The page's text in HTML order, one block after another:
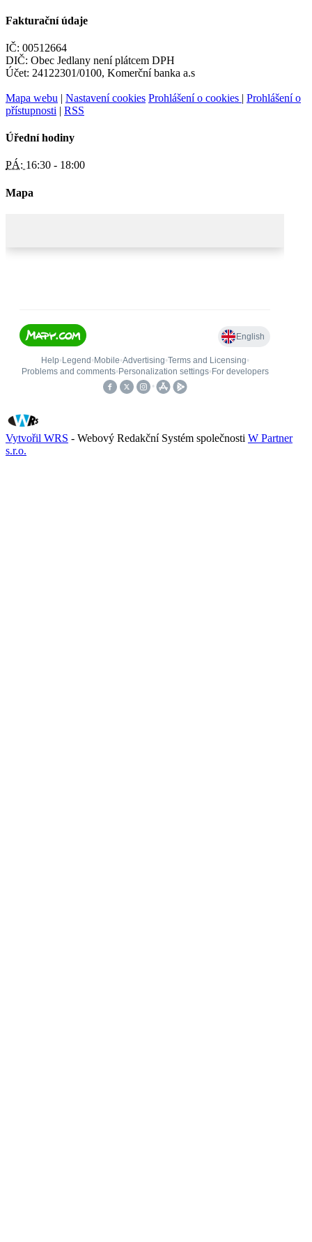
Fakturační údaje
IČ: 00512664
DIČ: Obec Jedlany není plátcem DPH
Účet: 24122301/0100, Komerční banka a.s
Mapa webu | Nastavení cookies Prohlášení o cookies | Prohlášení o
přístupnosti | RSS
Úřední hodiny
PÁ: 16:30 - 18:00
Mapa
Vytvořil WRS - Webový Redakční Systém společnosti W Partner
s.r.o.